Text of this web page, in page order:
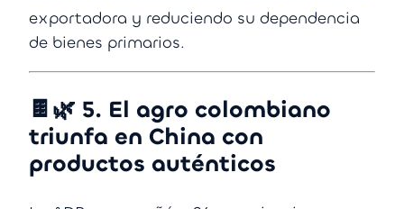
exportadora y reduciendo su dependencia
de bienes primarios.
🍫🌿 5. El agro colombiano
triunfa en China con
productos auténticos